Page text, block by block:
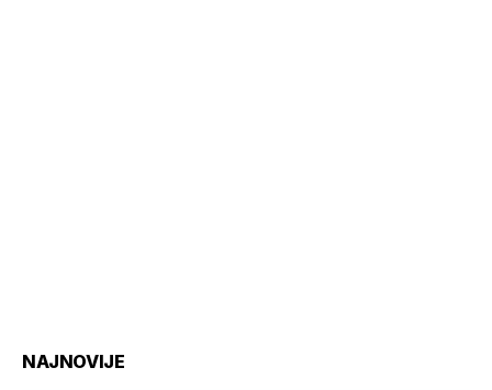
NAJNOVIJE